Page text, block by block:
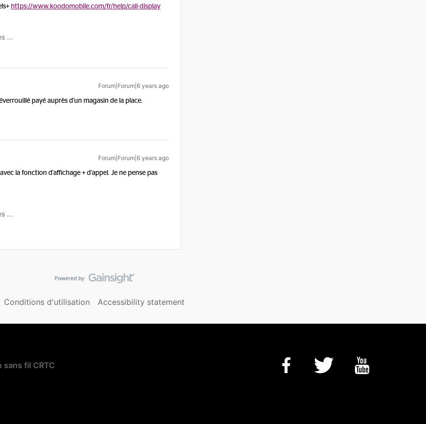
https://www.koodomobile.com/fr/help/call-display
...
Forum|Forum|6 years ago
payé auprès d'un magasin de la place.
Forum|Forum|6 years ago
la fonction d'affichage + d'appel. Je ne pense pas
...
Conditions d'utilisation Accessibility statement
sans fil CRTC